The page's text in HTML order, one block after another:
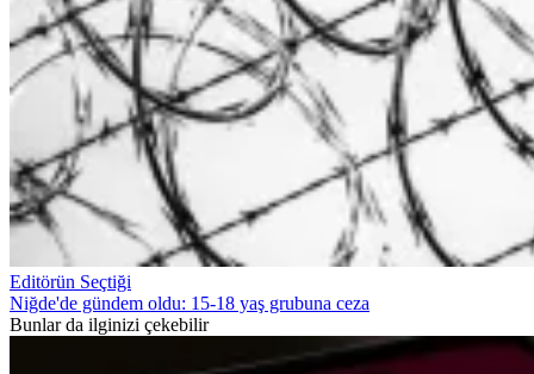
Editörün Seçtiği
Niğde'de gündem oldu: 15-18 yaş grubuna ceza
Bunlar da ilginizi çekebilir